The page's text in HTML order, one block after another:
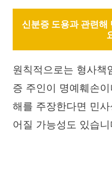
신분증 도용과 관련해
원칙적으로는 형사책
증 주인이 명예훼손
해를 주장한다면 민
어질 가능성도 있습니